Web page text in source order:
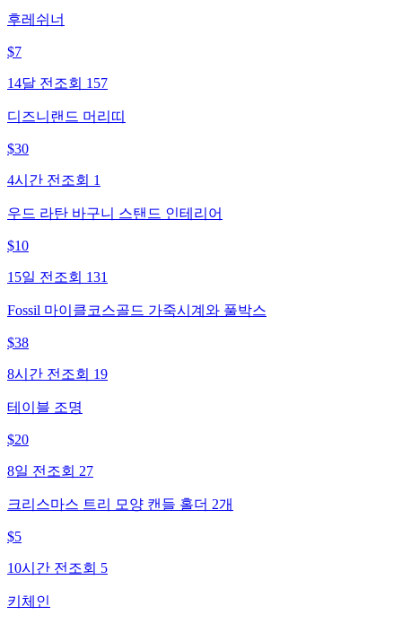
후레쉬너
$7
14달 전 조회 157
디즈니랜드 머리띠
$30
4시간 전 조회 1
우드 라탄 바구니 스탠드 인테리어
$10
15일 전 조회 131
Fossil 마이클코스골드 가죽시계와 풀박스
$38
8시간 전 조회 19
테이블 조명
$20
8일 전 조회 27
크리스마스 트리 모양 캔들 홀더 2개
$5
10시간 전 조회 5
키체인